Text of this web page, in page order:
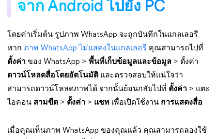
จาก Android ไปยัง PC
โดยค่าเริ่มต้น รูปภาพ WhatsApp จะถูกบันทึกในแกลเลอรี
หาก ภาพ WhatsApp ไม่แสดงในแกลเลอรี คุณสามารถไปที่
ตั้งค่า ของ WhatsApp > พื้นที่เก็บข้อมูลและข้อมูล > ตั้งค่า
ดาวน์โหลดสื่อโดยอัตโนมัติ และตรวจสอบให้แน่ใจว่า
สามารถดาวน์โหลดภาพได้ จากนั้นย้อนกลับไปที่ ตั้งค่า > แตะ
ไอคอน สามขีด > ตั้งค่า > แชท เพื่อเปิดใช้งาน การแสดงสื่อ
เมื่อคุณเห็นภาพ WhatsApp ของคุณแล้ว คุณสามารถลองใช้